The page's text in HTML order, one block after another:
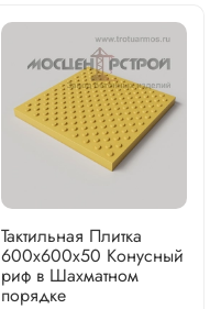
Тактильная Плитка
600х600х50 Конусный
риф в Шахматном
порядке